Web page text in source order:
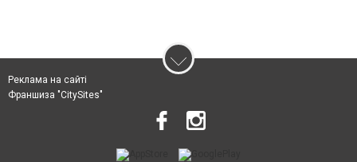
Реклама на сайті
Франшиза "CitySites"